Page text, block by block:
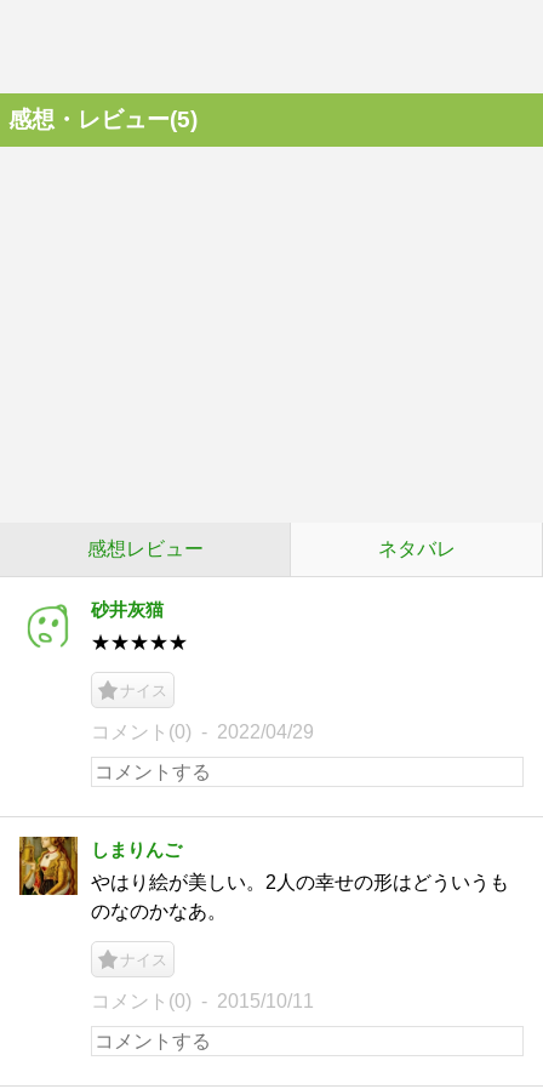
感想・レビュー(5)
感想レビュー ネタバレ
砂井灰猫
★★★★★
ナイス
コメント(0) 2022/04/29
しまりんご
やはり絵が美しい。2人の幸せの形はどういうも
のなのかなあ。
ナイス
コメント(0) 2015/10/11